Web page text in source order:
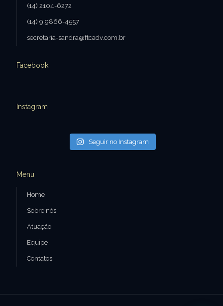
(14) 2104-6272
(14) 9.9866-4557
secretaria-sandra@ftcadv.com.br
Facebook
Instagram
Seguir no Instagram
Menu
Home
Sobre nós
Atuação
Equipe
Contatos